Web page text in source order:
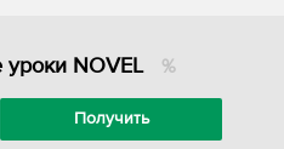
NOVEL